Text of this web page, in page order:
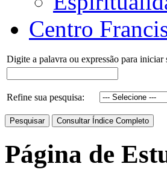
Centro
Digite a palavra ou expressão para iniciar
Refine sua pesquisa:
Página de